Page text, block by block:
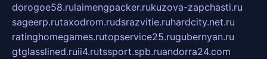
dorogoe58.rulaimengpacker.rukuzova-zapchasti.ru
sageerp.rutaxodrom.rudsrazvitie.ruhardcity.net.ru
ratinghomegames.rutopservice25.rugubernyan.ru
gtglasslined.ruii4.rutssport.spb.ruandorra24.com